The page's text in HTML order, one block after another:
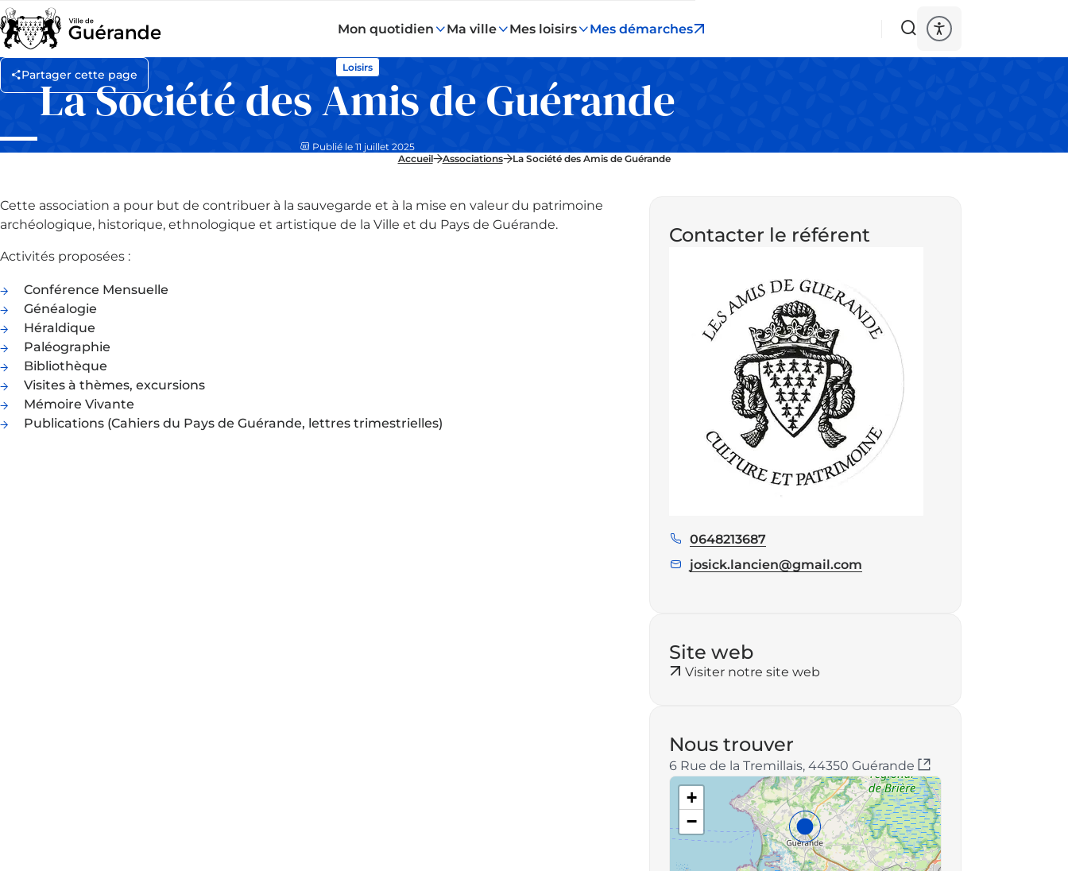
Mon quotidien Ma ville Mes loisirs Mes démarches
La Société des Amis de Guérande
Loisirs
Publié le 11 juillet 2025
Partager cette page
Accueil Associations La Société des Amis de Guérande
Cette association a pour but de contribuer à la sauvegarde et à la mise en valeur du patrimoine
archéologique, historique, ethnologique et artistique de la Ville et du Pays de Guérande.
Activités proposées :
Conférence Mensuelle
Généalogie
Héraldique
Paléographie
Bibliothèque
Visites à thèmes, excursions
Mémoire Vivante
Publications (Cahiers du Pays de Guérande, lettres trimestrielles)
Contacter le référent
Téléphone
0648213687
:
josick.lancien@gmail.com
Site web
Visiter notre site web
Nous trouver
6 Rue de la Tremillais, 44350 Guérande
+
−